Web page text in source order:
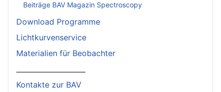
Beiträge BAV Magazin Spectroscopy
Download Programme
Lichtkurvenservice
Materialien für Beobachter
Kontakte zur BAV